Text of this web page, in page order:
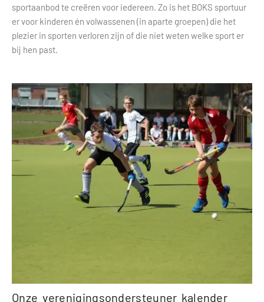
sportaanbod te creëren voor iedereen. Zo is het BOKS sportuur
er voor kinderen én volwassenen (in aparte groepen) die het
plezier in sporten verloren zijn of die niet weten welke sport er
bij hen past.
Onze verenigingsondersteuner kalender